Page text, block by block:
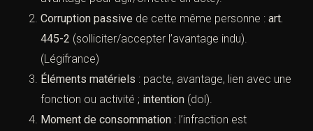
Corruption actived’une personne n’exerçant pas
une fonction publique :art. 445-1(promettre/offrir
un avantage pour agir/omettre un acte).
Corruption passivede cette même personne :art.
445-2(solliciter/accepter l’avantage indu).
(Légifrance